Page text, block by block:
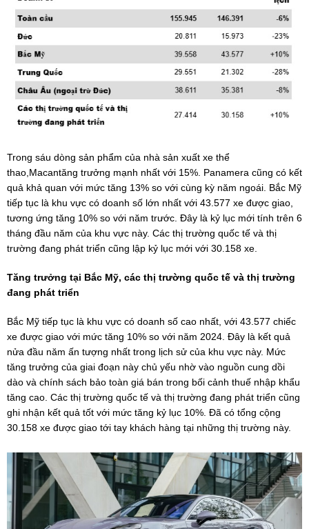
Trong sáu dòng sản phẩm của nhà sản xuất xe thể
thao,Macantăng trưởng mạnh nhất với 15%. Panamera cũng có kết
quả khả quan với mức tăng 13% so với cùng kỳ năm ngoái. Bắc Mỹ
tiếp tục là khu vực có doanh số lớn nhất với 43.577 xe được giao,
tương ứng tăng 10% so với năm trước. Đây là kỷ lục mới tính trên 6
tháng đầu năm của khu vực này. Các thị trường quốc tế và thị
trường đang phát triển cũng lập kỷ lục mới với 30.158 xe.
Tăng trưởng tại Bắc Mỹ, các thị trường quốc tế và thị trường
đang phát triển
Bắc Mỹ tiếp tục là khu vực có doanh số cao nhất, với 43.577 chiếc
xe được giao với mức tăng 10% so với năm 2024. Đây là kết quả
nửa đầu năm ấn tượng nhất trong lịch sử của khu vực này. Mức
tăng trưởng của giai đoạn này chủ yếu nhờ vào nguồn cung dồi
dào và chính sách bảo toàn giá bán trong bối cảnh thuế nhập khẩu
tăng cao. Các thị trường quốc tế và thị trường đang phát triển cũng
ghi nhận kết quả tốt với mức tăng kỷ lục 10%. Đã có tổng cộng
30.158 xe được giao tới tay khách hàng tại những thị trường này.